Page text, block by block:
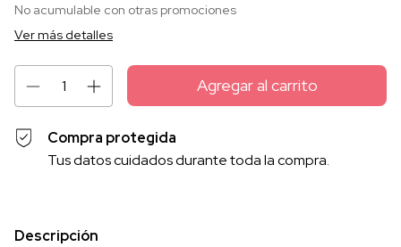
No acumulable con otras promociones
Ver más detalles
Compra protegida
Tus datos cuidados durante toda la compra.
Descripción